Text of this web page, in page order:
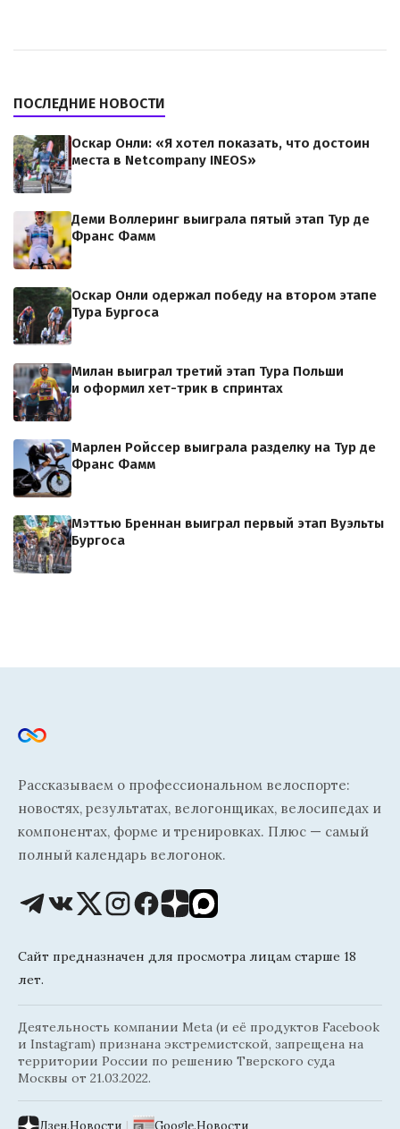
ПОСЛЕДНИЕ НОВОСТИ
Оскар Онли: «Я хотел показать, что достоин
места в Netcompany INEOS»
Деми Воллеринг выиграла пятый этап Тур де
Франс Фамм
Оскар Онли одержал победу на втором этапе
Тура Бургоса
Милан выиграл третий этап Тура Польши
и оформил хет-трик в спринтах
Марлен Ройссер выиграла разделку на Тур де
Франс Фамм
Мэттью Бреннан выиграл первый этап Вуэльты
Бургоса
Рассказываем о профессиональном велоспорте:
новостях, результатах, велогонщиках, велосипедах и
компонентах, форме и тренировках. Плюс — самый
полный календарь велогонок.
Сайт предназначен для просмотра лицам старше 18
лет.
Деятельность компании Meta (и её продуктов Facebook
и Instagram) признана экстремистской, запрещена на
территории России по решению Тверского суда
Москвы от 21.03.2022.